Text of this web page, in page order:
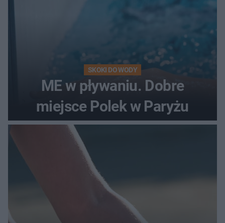
SKOKI DO WODY
ME w pływaniu. Dobre
miejsce Polek w Paryżu